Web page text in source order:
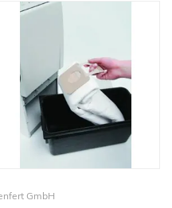
GmbH